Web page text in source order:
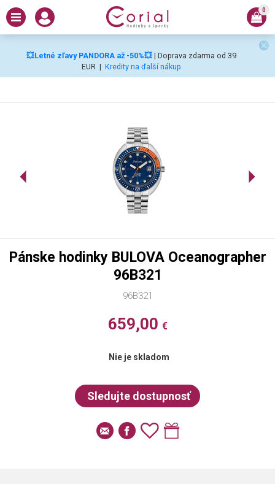
💥Letné zľavy PANDORA až -50%💥 | Doprava zdarma od 39
EUR | Kredity na ďalší nákup
0
96B321
Pánske hodinky BULOVA Oceanographer
96B321
659,00 €
Nie je skladom